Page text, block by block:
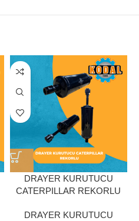
DRAYER KURUTUCU
CATERPILLAR REKORLU
DRAYER KURUTUCU